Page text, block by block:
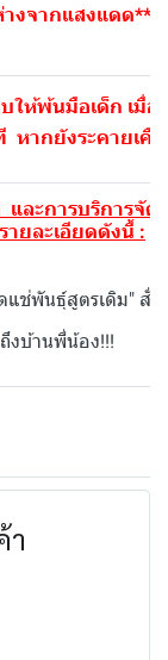
างจากแสงแดด**
ให้พ้นมือเด็ก เมื่อ
หากยังระคายเ
ละการบริการจัด
ยละเอียดดังนี้ :
ช่พันธุ์สูตรเดิม" สั่
งบ้านพี่น้อง!!!
า